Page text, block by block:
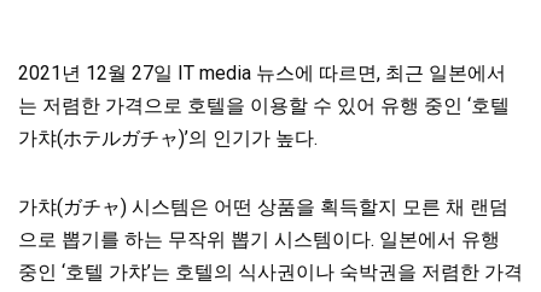
2021년 12월 27일 IT media 뉴스에 따르면, 최근 일본에서
는 저렴한 가격으로 호텔을 이용할 수 있어 유행 중인 ‘호텔
가챠(ホテルガチャ)’의 인기가 높다.
가챠(ガチャ) 시스템은 어떤 상품을 획득할지 모른 채 랜덤
으로 뽑기를 하는 무작위 뽑기 시스템이다. 일본에서 유행
중인 ‘호텔 가챠’는 호텔의 식사권이나 숙박권을 저렴한 가격